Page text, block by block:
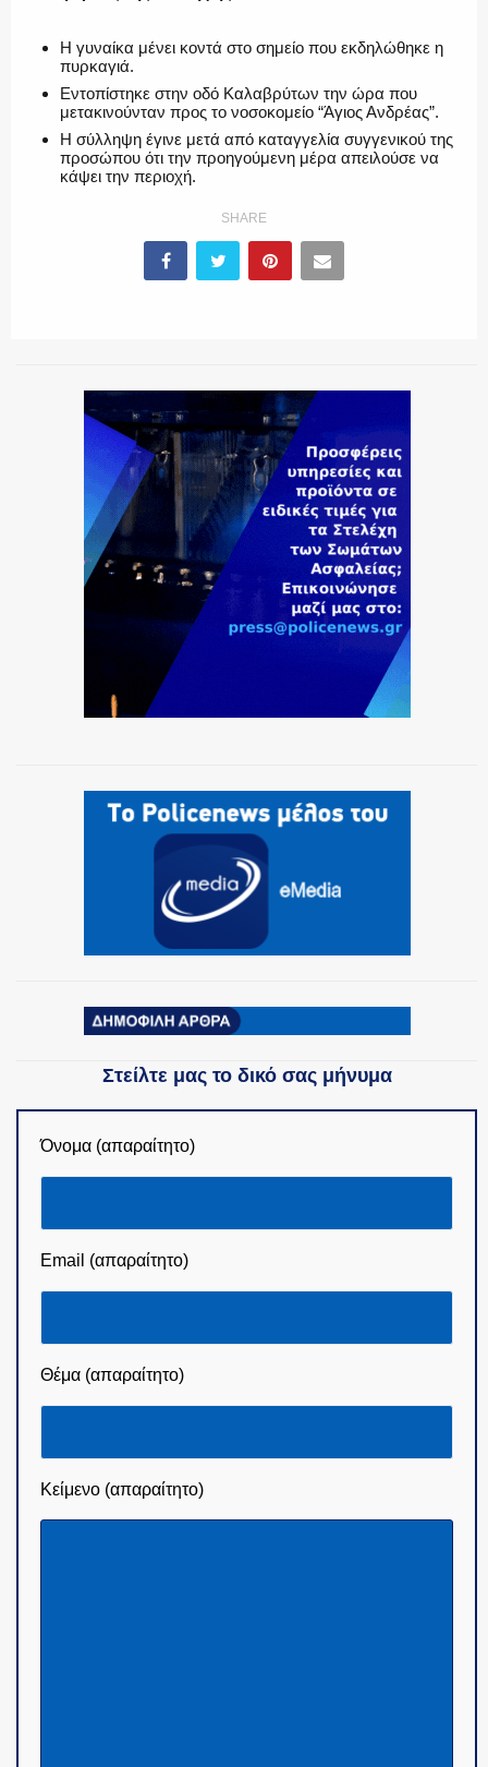
Η γυναίκα μένει κοντά στο σημείο που εκδηλώθηκε η
πυρκαγιά.
Εντοπίστηκε στην οδό Καλαβρύτων την ώρα που
μετακινούνταν προς το νοσοκομείο “Άγιος Ανδρέας”.
Η σύλληψη έγινε μετά από καταγγελία συγγενικού της
προσώπου ότι την προηγούμενη μέρα απειλούσε να
κάψει την περιοχή.
SHARE
Στείλτε μας το δικό σας μήνυμα
Όνομα (απαραίτητο)
Email (απαραίτητο)
Θέμα (απαραίτητο)
Κείμενο (απαραίτητο)